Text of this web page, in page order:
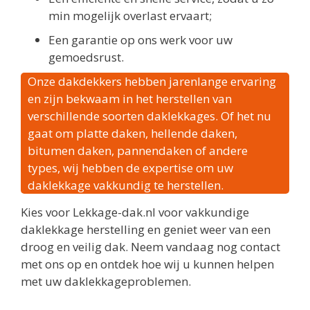
min mogelijk overlast ervaart;
Een garantie op ons werk voor uw
gemoedsrust.
Onze dakdekkers hebben jarenlange ervaring
en zijn bekwaam in het herstellen van
verschillende soorten daklekkages. Of het nu
gaat om platte daken, hellende daken,
bitumen daken, pannendaken of andere
types, wij hebben de expertise om uw
daklekkage vakkundig te herstellen.
Kies voor Lekkage-dak.nl voor vakkundige
daklekkage herstelling en geniet weer van een
droog en veilig dak. Neem vandaag nog contact
met ons op en ontdek hoe wij u kunnen helpen
met uw daklekkageproblemen.